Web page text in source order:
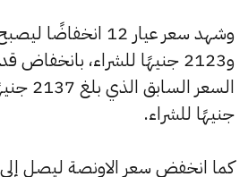
جنيهًا للشراء.